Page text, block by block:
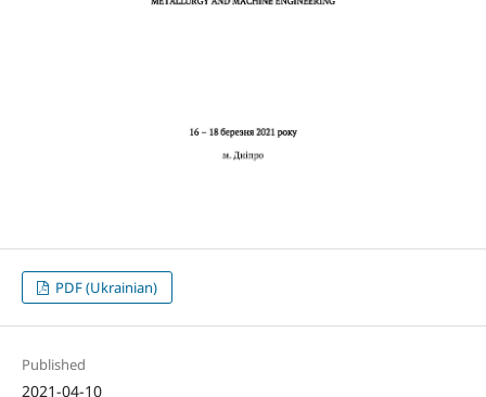
PDF (Ukrainian)
Published
2021-04-10